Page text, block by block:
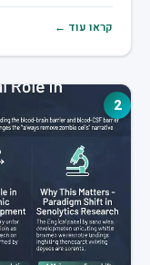
קראו עוד ←
2